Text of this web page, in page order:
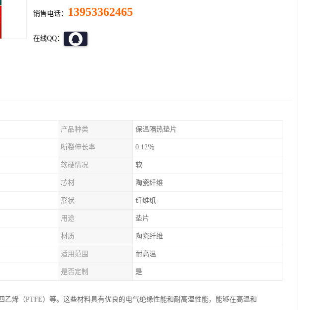
销售电话： 13953362465
在线QQ：
产品种类 保温隔热垫片
断裂伸长率 0.12％
软硬情况 软
芯材 陶瓷纤维
形状 纤维纸
用途 垫片
材质 陶瓷纤维
适用范围 耐高温
是否定制 是
烯（PTFE）等。这些材料具有优良的电气绝缘性能和耐高温性能，能够在高温和